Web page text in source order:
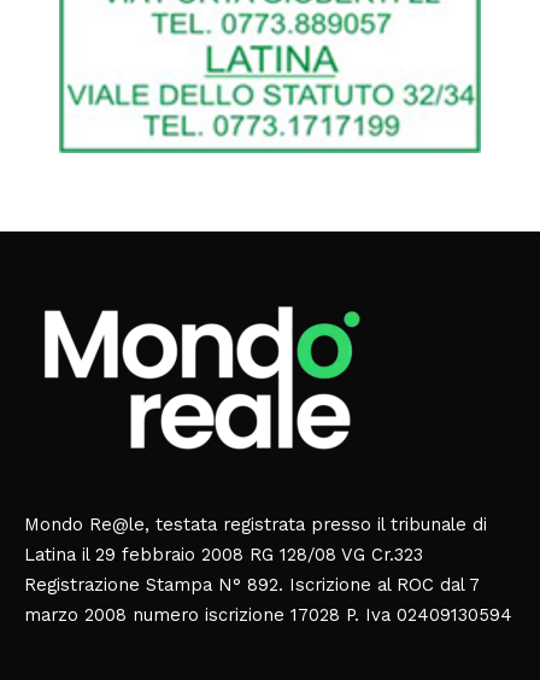
Mondo Re@le, testata registrata presso il tribunale di
Latina il 29 febbraio 2008 RG 128/08 VG Cr.323
Registrazione Stampa N° 892. Iscrizione al ROC dal 7
marzo 2008 numero iscrizione 17028 P. Iva 02409130594